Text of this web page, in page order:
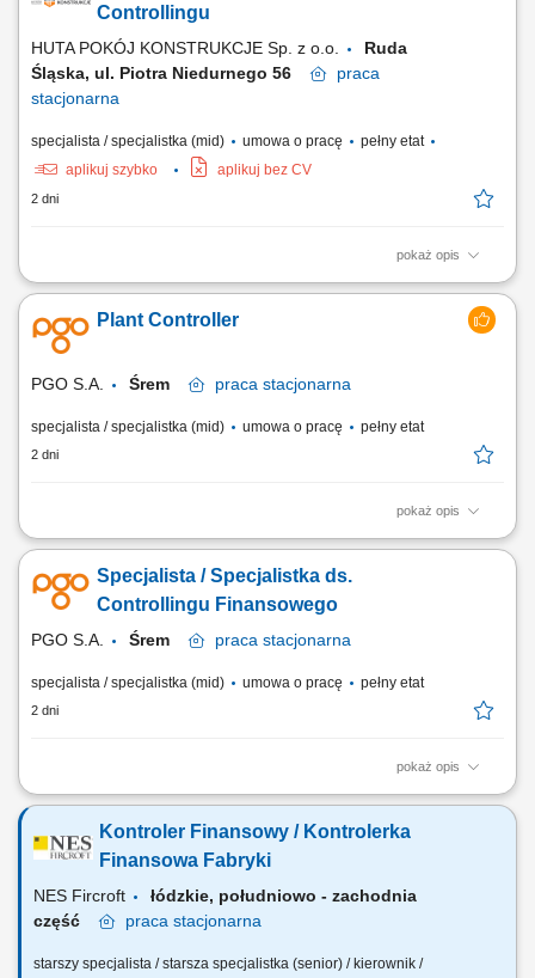
analiz, zestawień oraz prezentacji, dotyczących finansów kontraktów
Controllingu
HUTA POKÓJ KONSTRUKCJE Sp. z o.o.
Ruda
Śląska, ul. Piotra Niedurnego 56
praca
stacjonarna
specjalista / specjalistka (mid) umowa o pracę
pełny etat
aplikuj szybko
aplikuj bez CV
2 dni
pokaż opis
Zadania: Opracowywanie strategii, prognoz finansowych i studiów
wykonalności; Śledzenie wskaźników biznesowych oraz ocena kondycji
finansowej firmy; Udział w miesięcznych zamknięciach finansowych i
analizie kontraktów; Przygotowywanie zestawień i raportów dla Zarządu
Plant Controller
PGO S.A. Śrem praca stacjonarna
specjalista / specjalistka (mid) umowa o pracę pełny etat
2 dni
pokaż opis
KONTEKST STANOWISKA Stanowisko odpowiedzialne za pełny
miesięcznego zamknięcia wyników, przez budżetowanie i kontrolę
kosztów produkcji. Osoba na tym stanowisku jest głosem finansowym w
Specjalista / Specjalistka ds.
Controllingu Finansowego
PGO S.A. Śrem praca stacjonarna
specjalista / specjalistka (mid) umowa o pracę pełny etat
2 dni
pokaż opis
Opis stanowiska wspieranie zarządzania finansami zakładu
monitorowanie wyników finansowych oraz kontrola realizacji budżetu,
przygotowywanie prognoz finansowych i analiz rentowności, kontrola
Kontroler Finansowy / Kontrolerka
Finansowa Fabryki
NES Fircroft
łódzkie, południowo - zachodnia
część
praca stacjonarna
starszy specjalista / starsza specjalistka (senior) / kierownik /